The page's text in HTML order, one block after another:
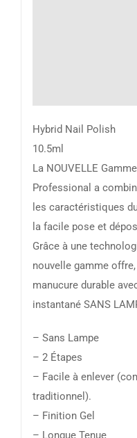
Hybrid Nail Polish
10.5ml
La NOUVELLE
Professional a
les caractéristiques
la facile pose et
Grâce à une
nouvelle gamme
manucure durable
instantané SANS
– Sans Lampe
– 2 Étapes
– Facile à enlever
traditionnel).
– Finition Gel
– Longue Tenue